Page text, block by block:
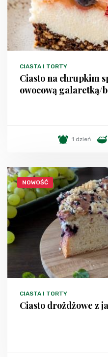
CIASTA I TORTY
Ciasto na chrupkim
owocową galaretką/
1 dzień
NOWOŚĆ
CIASTA I TORTY
Ciasto drożdżowe z